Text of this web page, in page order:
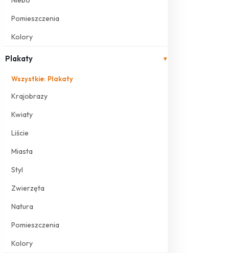
Pomieszczenia
Kolory
Plakaty ▾
Wszystkie: Plakaty
Krajobrazy
Kwiaty
Liście
Miasta
Styl
Zwierzęta
Natura
Pomieszczenia
Kolory